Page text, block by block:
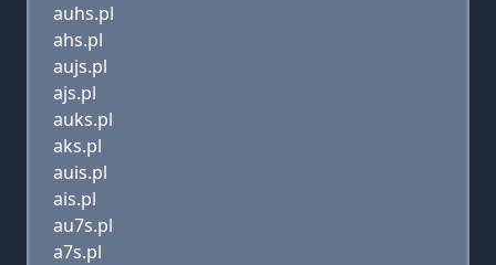
auhs.pl
ahs.pl
aujs.pl
ajs.pl
auks.pl
aks.pl
auis.pl
ais.pl
au7s.pl
a7s.pl